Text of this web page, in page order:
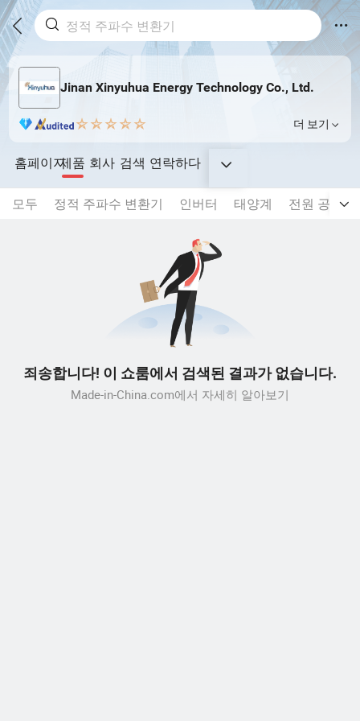
Jinan Xinyuhua Energy Technology Co., Ltd.
더 보기
홈페이지제품 회사 검색 연락하다
모두 정적 주파수 변환기 인버터 태양계 전원 공급
죄송합니다! 이 쇼룸에서 검색된 결과가 없습니다.
Made-in-China.com에서 자세히 알아보기